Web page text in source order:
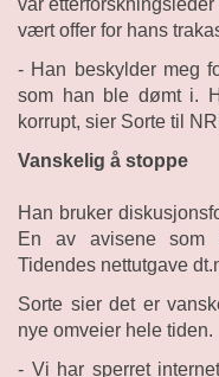
var
vært offer for hans
- Han beskylder meg
som han ble dømt i.
korrupt, sier Sorte til
Vanskelig å stoppe
Han bruker
En av avisene som
Tidendes nettutgave
Sorte sier det er
nye omveier hele tiden.
- Vi har sperret